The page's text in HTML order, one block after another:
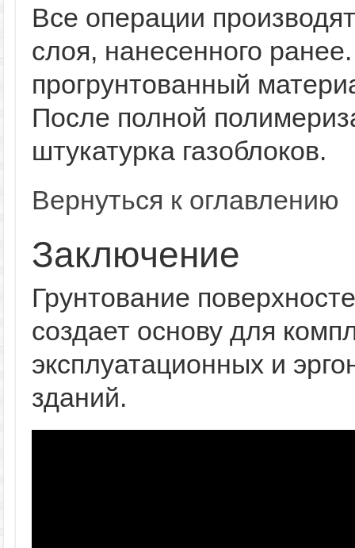
Все операции
слоя, нанесенного
прогрунтованный
После полной
штукатурка газоблоков.
Вернуться к оглавлению
Заключение
Грунтование
создает основу для
эксплуатационных и
зданий.